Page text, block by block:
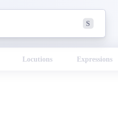
S
Locutions Expressions